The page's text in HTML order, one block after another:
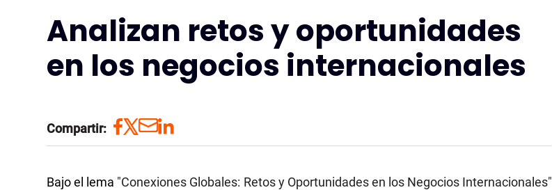
Analizan retos y oportunidades
en los negocios internacionales
Compartir:
Bajo el lema "Conexiones Globales: Retos y Oportunidades en los Negocios Internacionales"